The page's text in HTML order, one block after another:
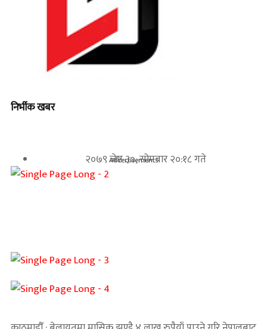
निर्भीक खबर
२०७९ जेष्ठ ३०, सोमबार २०:१८ गते
Advertisements